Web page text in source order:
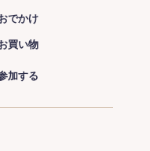
でかけ
買い物
加する